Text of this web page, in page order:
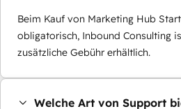
Beim Kauf von Marketing Hub
obligatorisch, Inbound Consulting
zusätzliche Gebühr erhältlich.
Welche Art von Support